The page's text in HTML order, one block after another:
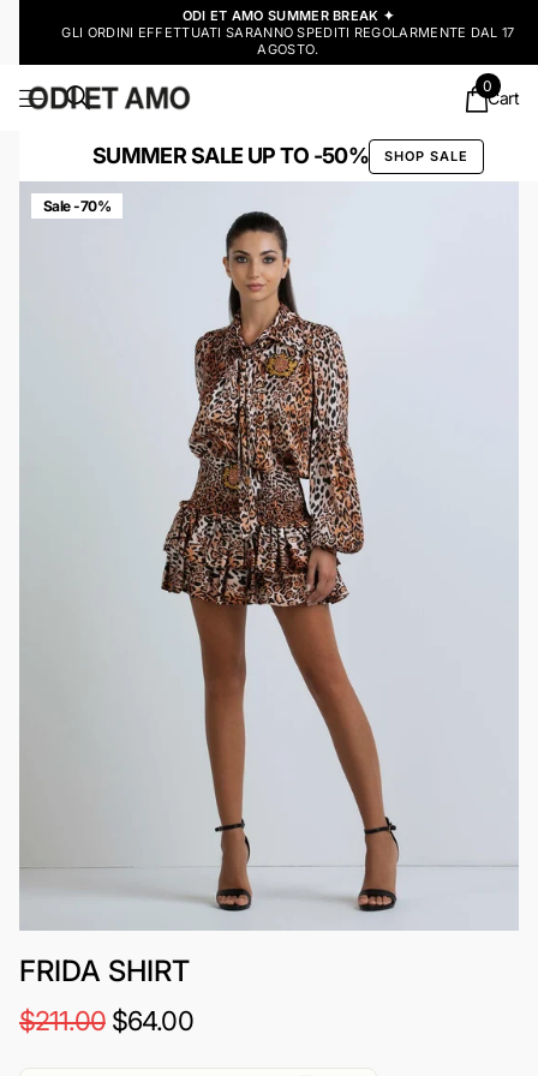
ODI ET AMO SUMMER BREAK ✦
GLI ORDINI EFFETTUATI SARANNO SPEDITI REGOLARMENTE DAL 17
AGOSTO.
Cart
0
SUMMER SALE UP TO -50% SHOP SALE
Sale -70%
FRIDA SHIRT
$211.00$64.00